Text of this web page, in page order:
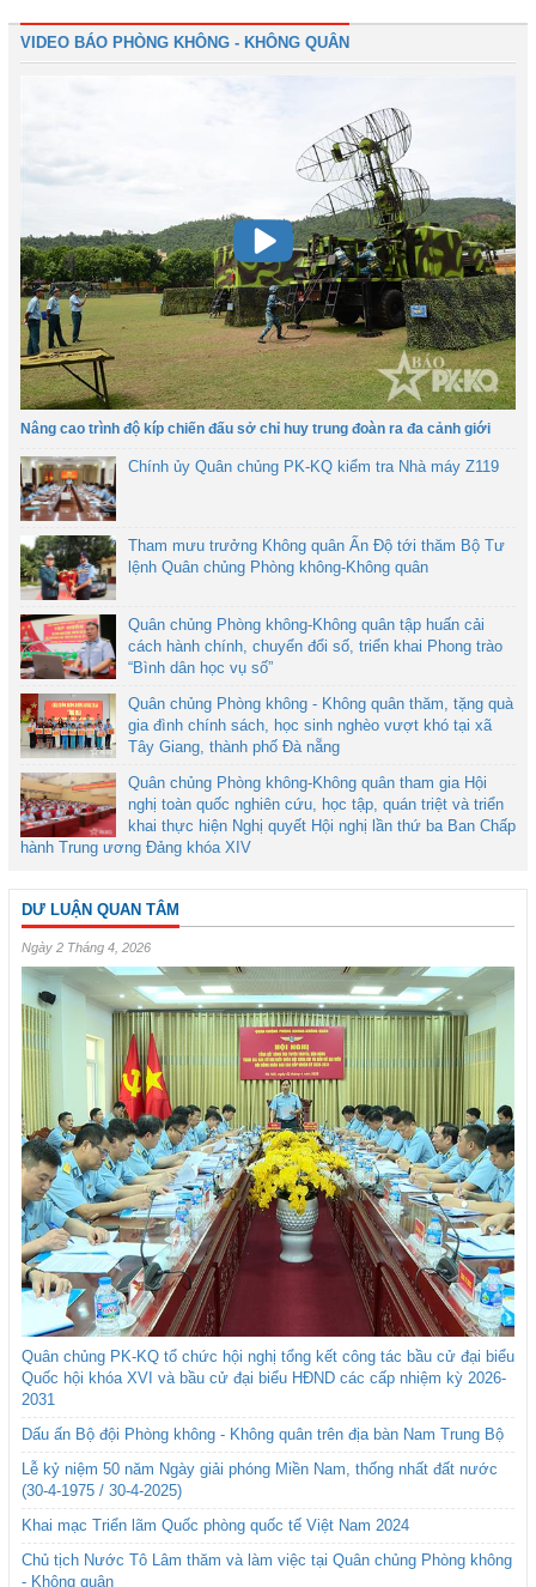
VIDEO BÁO PHÒNG KHÔNG - KHÔNG QUÂN
Nâng cao trình độ kíp chiến đấu sở chỉ huy trung đoàn ra đa cảnh giới
Chính ủy Quân chủng PK-KQ kiểm tra Nhà máy Z119
Tham mưu trưởng Không quân Ấn Độ tới thăm Bộ Tư
lệnh Quân chủng Phòng không-Không quân
Quân chủng Phòng không-Không quân tập huấn cải
cách hành chính, chuyển đổi số, triển khai Phong trào
“Bình dân học vụ số”
Quân chủng Phòng không - Không quân thăm, tặng quà
gia đình chính sách, học sinh nghèo vượt khó tại xã
Tây Giang, thành phố Đà nẵng
Quân chủng Phòng không-Không quân tham gia Hội
nghị toàn quốc nghiên cứu, học tập, quán triệt và triển
khai thực hiện Nghị quyết Hội nghị lần thứ ba Ban Chấp
hành Trung ương Đảng khóa XIV
DƯ LUẬN QUAN TÂM
Ngày 2 Tháng 4, 2026
Quân chủng PK-KQ tổ chức hội nghị tổng kết công tác bầu cử đại biểu
Quốc hội khóa XVI và bầu cử đại biểu HĐND các cấp nhiệm kỳ 2026-
2031
Dấu ấn Bộ đội Phòng không - Không quân trên địa bàn Nam Trung Bộ
Lễ kỷ niệm 50 năm Ngày giải phóng Miền Nam, thống nhất đất nước
(30-4-1975 / 30-4-2025)
Khai mạc Triển lãm Quốc phòng quốc tế Việt Nam 2024
Chủ tịch Nước Tô Lâm thăm và làm việc tại Quân chủng Phòng không
- Không quân